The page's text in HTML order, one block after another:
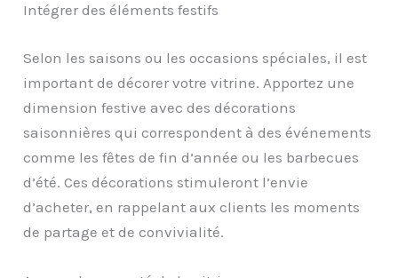
Intégrer des éléments festifs
Selon les saisons ou les occasions spéciales, il est
important de décorer votre vitrine. Apportez une
dimension festive avec des décorations
saisonnières qui correspondent à des événements
comme les fêtes de fin d’année ou les barbecues
d’été. Ces décorations stimuleront l’envie
d’acheter, en rappelant aux clients les moments
de partage et de convivialité.